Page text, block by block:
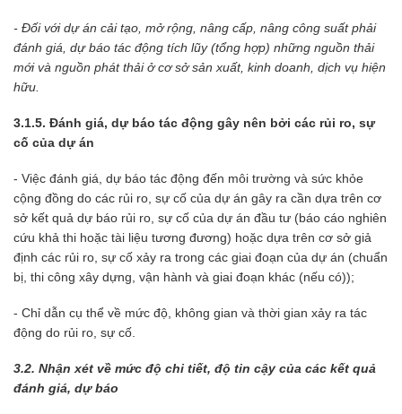
- Đối với dự án cải tạo, mở rộng, nâng cấp, nâng công suất phải
đánh giá, dự báo tác động tích lũy (tổng hợp) những nguồn thải
mới và nguồn phát thải ở cơ sở sản xuất, kinh doanh, dịch vụ hiện
hữu.
3.1.5. Đánh giá, dự báo tác động gây nên bởi các rủi ro, sự
cố của dự án
- Việc đánh giá, dự báo tác động đến môi trường và sức khỏe
cộng đồng do các rủi ro, sự cố của dự án gây ra cần dựa trên cơ
sở kết quả dự báo rủi ro, sự cố của dự án đầu tư (báo cáo nghiên
cứu khả thi hoặc tài liệu tương đương) hoặc dựa trên cơ sở giả
định các rủi ro, sự cố xảy ra trong các giai đoạn của dự án (chuẩn
bị, thi công xây dựng, vận hành và giai đoạn khác (nếu có));
- Chỉ dẫn cụ thể về mức độ, không gian và thời gian xảy ra tác
động do rủi ro, sự cố.
3.2. Nhận xét về mức độ chi tiết, độ tin cậy của các kết quả
đánh giá, dự báo